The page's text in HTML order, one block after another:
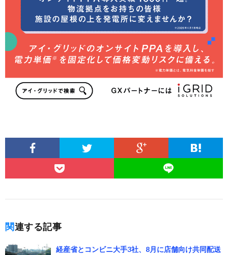
関連する記事
経産省とコンビニ大手3社、8月に店舗向け共同配送